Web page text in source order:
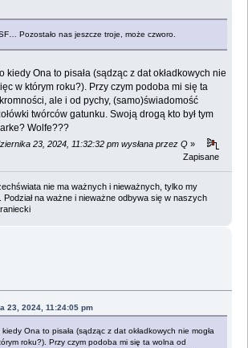
Pozostało nas jeszcze troje, może czworo.
kiedy Ona to pisała (sądząc z dat okładkowych nie
w którym roku?). Przy czym podoba mi się ta
ale i od pychy, (samo)świadomość
twórców gatunku. Swoją drogą kto był tym
Wolfe???
23, 2024, 11:32:32 pm wysłana przez Q »
Zapisane
nie ma ważnych i nieważnych, tylko my
na ważne i nieważne odbywa się w naszych
23, 2024, 11:24:05 pm
kiedy Ona to pisała (sądząc z dat okładkowych nie mogła
roku?). Przy czym podoba mi się ta wolna od